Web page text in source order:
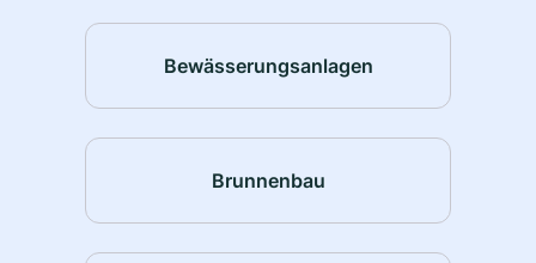
Bewässerungsanlagen
Brunnenbau